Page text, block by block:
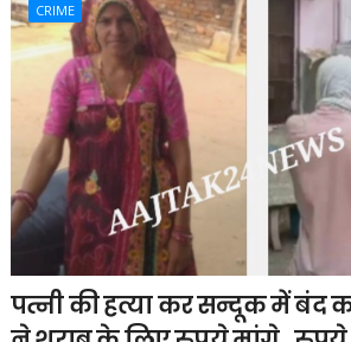
CRIME
पत्नी की हत्या कर सन्दूक में बंद